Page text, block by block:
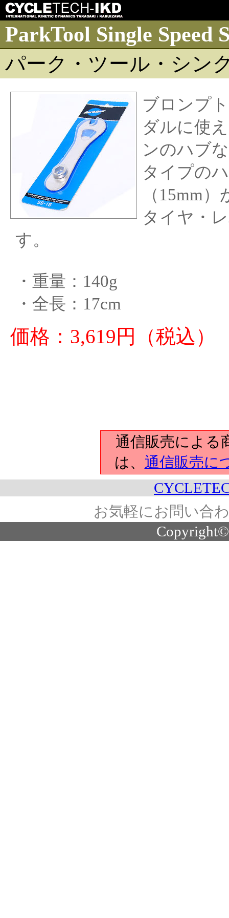
ParkTool Single Speed
パーク・ツール・シン
ブロンプ
ダルに使
ンのハブ
タイプの
（15mm
タイヤ・
す。
・重量：140g
・全長：17cm
価格：3,619円（税込）
通信販売による
は、 通信販売に
お気軽にお問い合